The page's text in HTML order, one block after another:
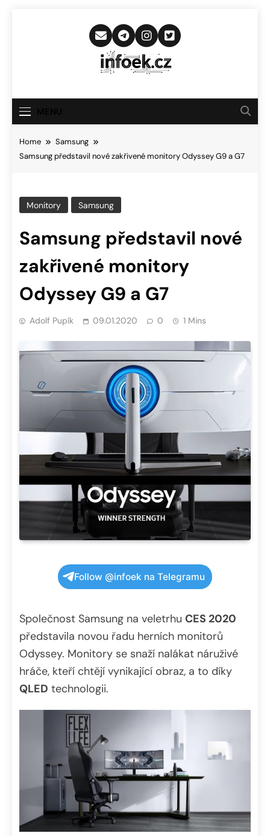
Infoek.cz
Novinkám
Home
Samsung
Samsung představil nové zakřivené monitory Odyssey G9 a G7
Monitory Samsung
Samsung představil nové
zakřivené monitory
Odyssey G9 a G7
Adolf Pupík 09.01.2020 0 1 Mins
Follow @infoek na Telegramu
Společnost Samsung na veletrhu CES 2020
představila novou řadu herních monitorů
Odyssey. Monitory se snaží nalákat náruživé
hráče, kteří chtějí vynikající obraz, a to díky
QLED technologii.